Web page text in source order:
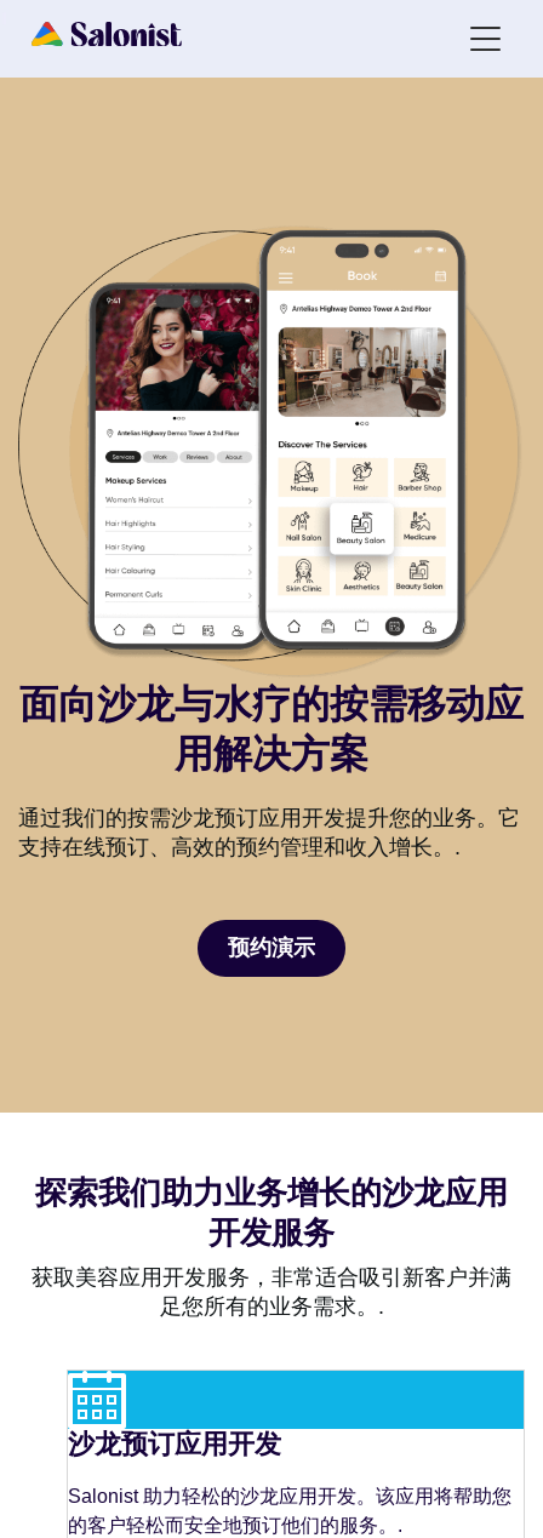
面向沙龙与水疗的按需移动应
用解决方案
通过我们的按需沙龙预订应用开发提升您的业务。它
支持在线预订、高效的预约管理和收入增长。.
预约演示
探索我们助力业务增长的沙龙应用
开发服务
获取美容应用开发服务，非常适合吸引新客户并满
足您所有的业务需求。.
沙龙预订应用开发
Salonist 助力轻松的沙龙应用开发。该应用将帮助您
的客户轻松而安全地预订他们的服务。.